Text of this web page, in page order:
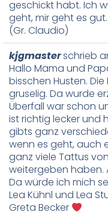
geschickt habt. Ich
geht, mir geht es
(Gr. Claudio)
kjgmasterschrieb
Hallo Mama und
bisschen Husten.
gruselig. Da wurde
Überfall war schon
ist richtig lecker und
gibts ganz
wenn es geht, auch
ganz viele Tattus
weitergeben haben.
Da würde ich mich
Lea Kühnl und Lea
Greta Becker